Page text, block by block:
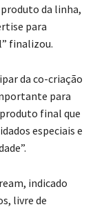
da linha,
para
finalizou.
da co-criação
para
final que
especiais e
indicado
livre de